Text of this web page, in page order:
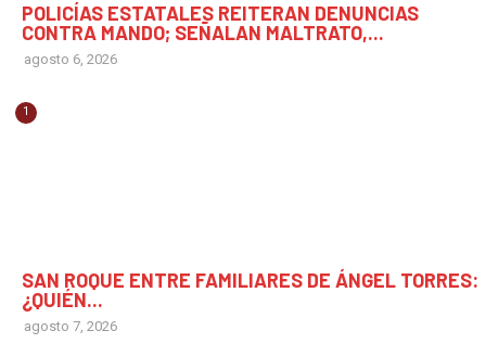
POLICÍAS ESTATALES REITERAN DENUNCIAS
CONTRA MANDO; SEÑALAN MALTRATO,...
agosto 6, 2026
1
SAN ROQUE ENTRE FAMILIARES DE ÁNGEL TORRES:
¿QUIÉN...
agosto 7, 2026